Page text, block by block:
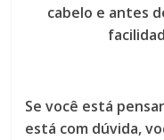
cabelo e antes
Se você está
está com dúvida,